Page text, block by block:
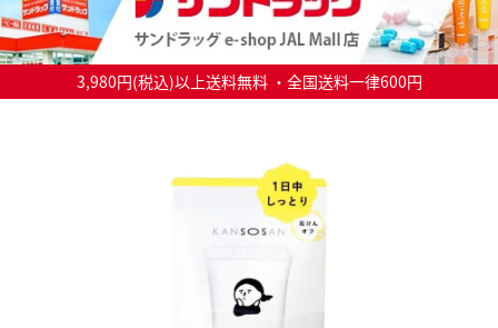
3,980円(税込)以上送料無料 ・全国送料一律600円